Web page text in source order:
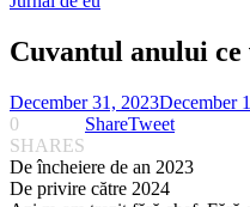
Cuvantul anului ce
December 31, 2023December
0
SHARES
ShareTweet
De încheiere de an 2023
De privire către 2024